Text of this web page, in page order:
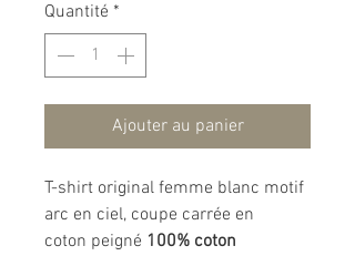
Quantité *
Ajouter au panier
T-shirt original femme blanc motif
arc en ciel, coupe carrée en
coton peigné 100% coton